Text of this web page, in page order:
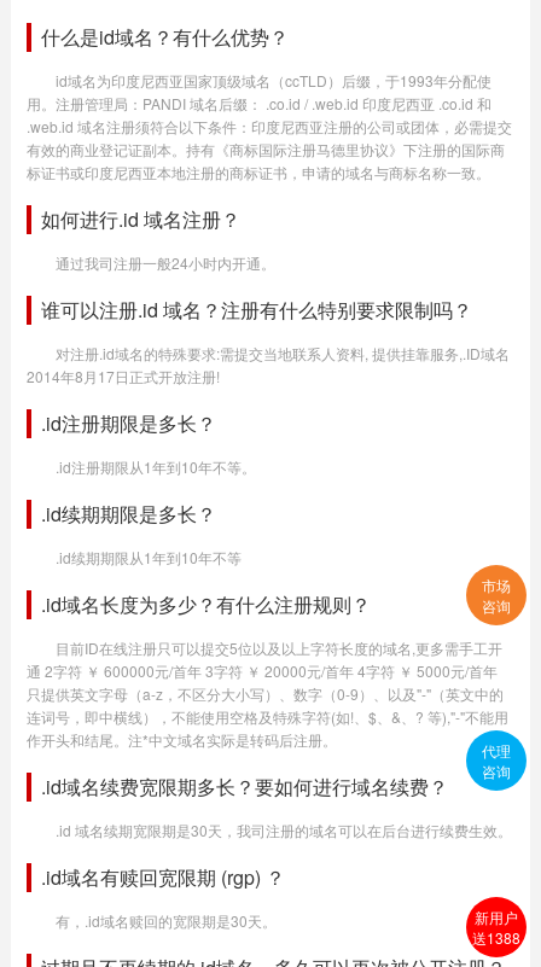
什么是id域名？有什么优势？
id域名为印度尼西亚国家顶级域名（ccTLD）后缀，于1993年分配使
用。注册管理局：PANDI 域名后缀： .co.id / .web.id 印度尼西亚 .co.id 和
.web.id 域名注册须符合以下条件：印度尼西亚注册的公司或团体，必需提交
有效的商业登记证副本。持有《商标国际注册马德里协议》下注册的国际商
标证书或印度尼西亚本地注册的商标证书，申请的域名与商标名称一致。
如何进行.id 域名注册？
通过我司注册一般24小时内开通。
谁可以注册.id 域名？注册有什么特别要求限制吗？
对注册.id域名的特殊要求:需提交当地联系人资料, 提供挂靠服务,.ID域名
2014年8月17日正式开放注册!
.id注册期限是多长？
.id注册期限从1年到10年不等。
.id续期期限是多长？
.id续期期限从1年到10年不等
.id域名长度为多少？有什么注册规则？
目前ID在线注册只可以提交5位以及以上字符长度的域名,更多需手工开
通 2字符 ￥ 600000元/首年 3字符 ￥ 20000元/首年 4字符 ￥ 5000元/首年
只提供英文字母（a-z，不区分大小写）、数字（0-9）、以及"-"（英文中的
连词号，即中横线），不能使用空格及特殊字符(如!、$、&、? 等),"-"不能用
作开头和结尾。注*中文域名实际是转码后注册。
.id域名续费宽限期多长？要如何进行域名续费？
.id 域名续期宽限期是30天，我司注册的域名可以在后台进行续费生效。
.id域名有赎回宽限期 (rgp) ？
有，.id域名赎回的宽限期是30天。
市场
咨询
代理
咨询
新用户
送1388